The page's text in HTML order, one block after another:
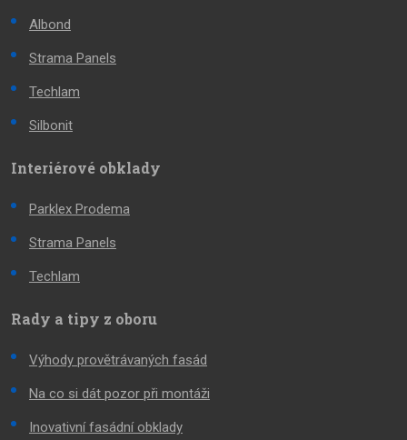
Albond
Strama Panels
Techlam
Silbonit
Interiérové obklady
Parklex Prodema
Strama Panels
Techlam
Rady a tipy z oboru
Výhody provětrávaných fasád
Na co si dát pozor při montáži
Inovativní fasádní obklady